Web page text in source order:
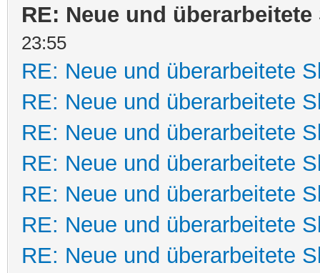
RE: Neue und
23:55
RE: Neue und überarbeitete
RE: Neue und überarbeitete
RE: Neue und überarbeitete
RE: Neue und überarbeitete
RE: Neue und überarbeitete
RE: Neue und überarbeitete
RE: Neue und überarbeitete